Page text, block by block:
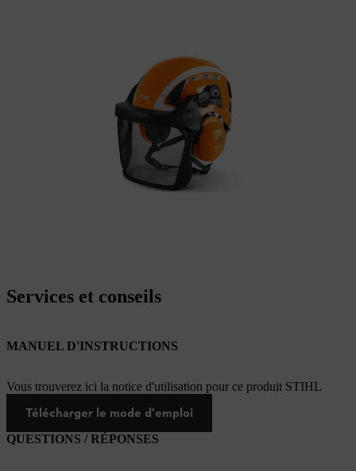
Services et conseils
MANUEL D'INSTRUCTIONS
Vous trouverez ici la notice d'utilisation pour ce produit STIHL
Télécharger le mode d'emploi
QUESTIONS / RÉPONSES